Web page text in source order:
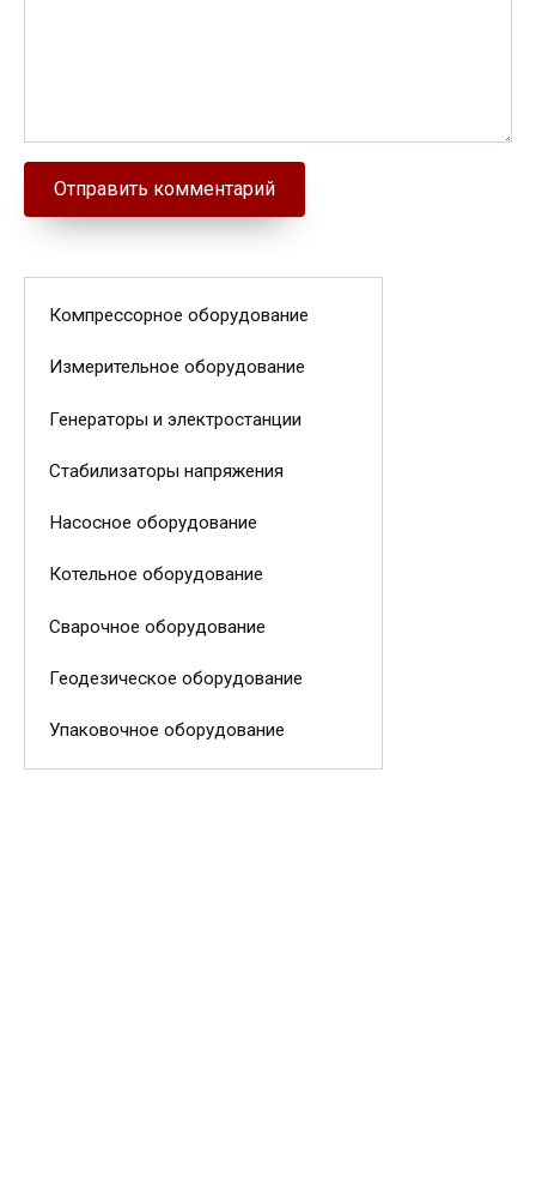
Компрессорное оборудование
Измерительное оборудование
Генераторы и электростанции
Стабилизаторы напряжения
Насосное оборудование
Котельное оборудование
Сварочное оборудование
Геодезическое оборудование
Упаковочное оборудование